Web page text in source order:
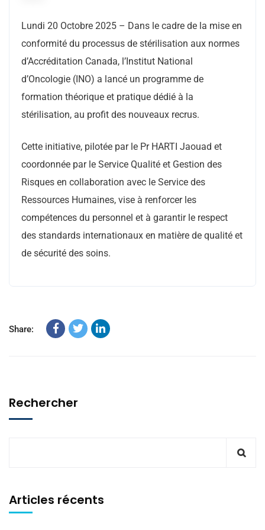
Lundi 20 Octobre 2025 – Dans le cadre de la mise en
conformité du processus de stérilisation aux normes
d’Accréditation Canada, l’Institut National
d’Oncologie (INO) a lancé un programme de
formation théorique et pratique dédié à la
stérilisation, au profit des nouveaux recrus.
Cette initiative, pilotée par le Pr HARTI Jaouad et
coordonnée par le Service Qualité et Gestion des
Risques en collaboration avec le Service des
Ressources Humaines, vise à renforcer les
compétences du personnel et à garantir le respect
des standards internationaux en matière de qualité et
de sécurité des soins.
Share:
Rechercher
Articles récents